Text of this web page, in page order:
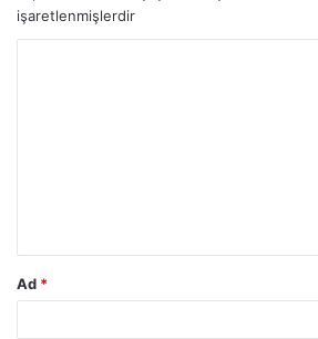
işaretlenmişlerdir
Ad *